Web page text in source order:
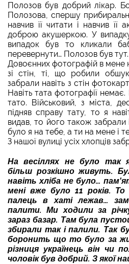
Полозов був добрий лікар.
Полозова, спершу
навчив її читати і навчив її
доброю акушеркою. У
випадок був то кликали
перевернути… Полозов був тут.
Довоєнних фотографій в мене
зі стін, ті, що робили
забрали навіть з стін
Навіть тата фотографії
тато. Військовий, з міста,
підняв справу тату, то я
видав, то його також забрали
було я на тебе, а ти на мене і
З нашої вулиці усіх хлопців
На весіллях не було так
більш розкішно живуть.
навіть хліба не було…
мені вже було 11 років.
палець в хаті лежав…
палити. Ми ходили за
зараз базар. Там була
збирали так і палили. Так
боронить що то було за
різниця українець він чи
чоловік був добрий. З якої